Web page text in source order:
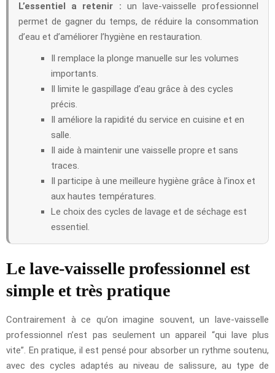
L’essentiel a retenir : un lave-vaisselle professionnel
permet de gagner du temps, de réduire la consommation
d’eau et d’améliorer l’hygiène en restauration.
Il remplace la plonge manuelle sur les volumes
importants.
Il limite le gaspillage d’eau grâce à des cycles
précis.
Il améliore la rapidité du service en cuisine et en
salle.
Il aide à maintenir une vaisselle propre et sans
traces.
Il participe à une meilleure hygiène grâce à l’inox et
aux hautes températures.
Le choix des cycles de lavage et de séchage est
essentiel.
Le lave-vaisselle professionnel est
simple et très pratique
Contrairement à ce qu’on imagine souvent, un lave-vaisselle
professionnel n’est pas seulement un appareil “qui lave plus
vite”. En pratique, il est pensé pour absorber un rythme soutenu,
avec des cycles adaptés au niveau de salissure, au type de